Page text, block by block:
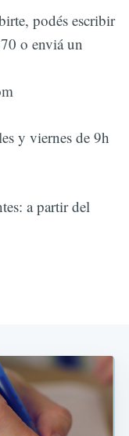
podés escribir
o enviá un
y viernes de 9h
a partir del